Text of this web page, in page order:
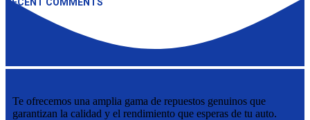
Te ofrecemos una amplia gama de repuestos genuinos que
garantizan la calidad y el rendimiento que esperas de tu auto.